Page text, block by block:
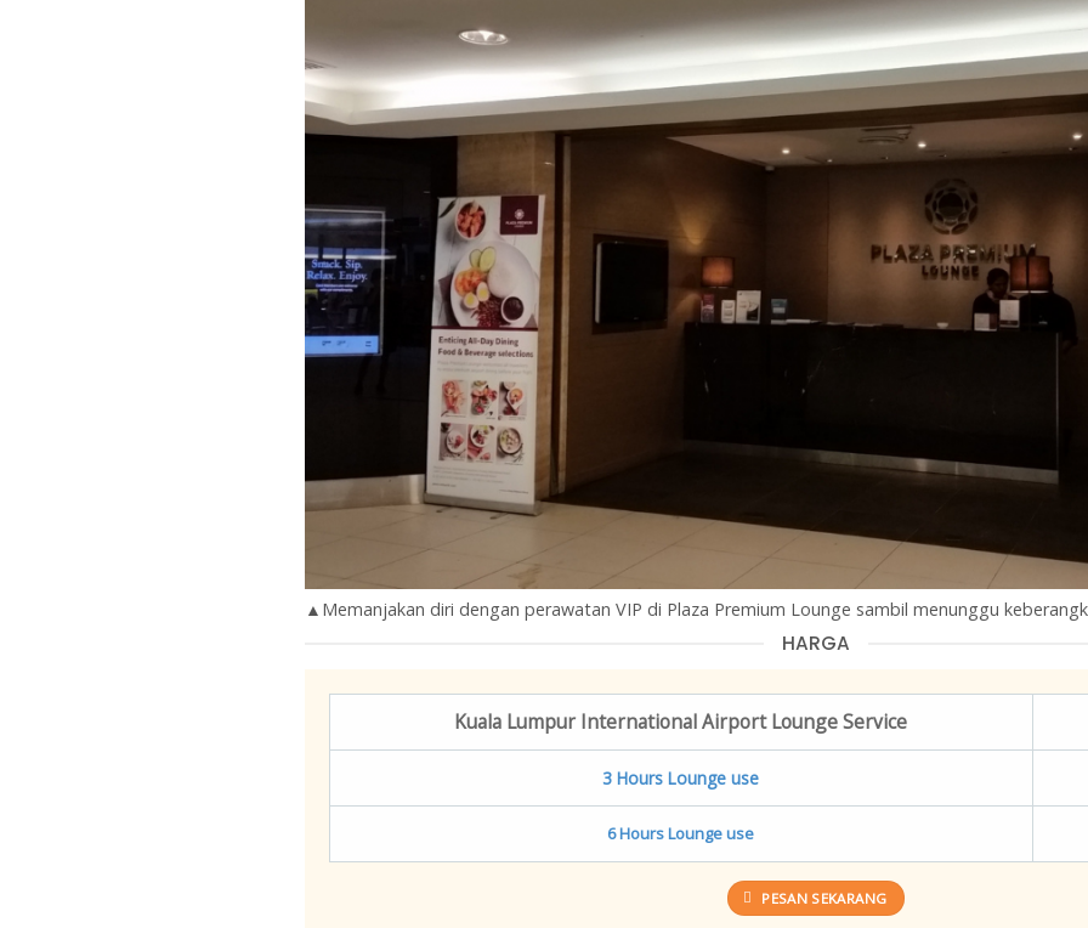
▲Memanjakan diri dengan perawatan VIP di Plaza Premium Lounge sambil menunggu
HARGA
Kuala Lumpur International Airport Lounge Service
3 Hours Lounge use
6 Hours Lounge use
PESAN SEKARANG